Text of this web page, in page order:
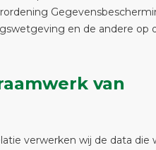
en de andere op
van
verwerken wij de data die